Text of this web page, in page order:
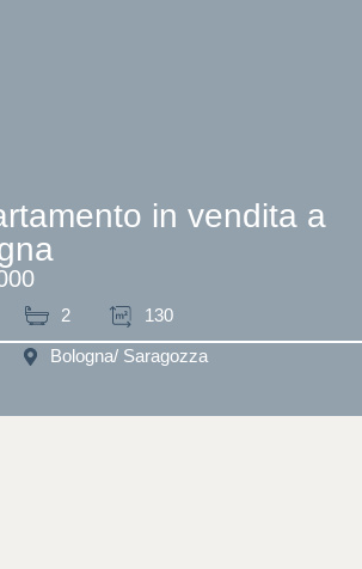
in vendita a
2 130
Bologna/ Saragozza